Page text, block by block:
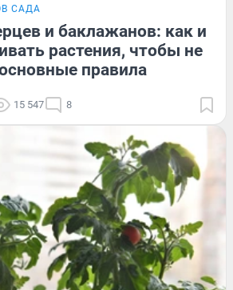
САДА
и баклажанов: как и
растения, чтобы не
правила
15 547 8